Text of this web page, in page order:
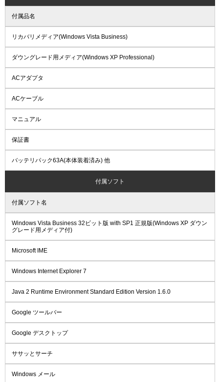
付属品名
リカバリメディア(Windows Vista Business)
ダウングレード用メディア(Windows XP Professional)
ACアダプタ
ACケーブル
マニュアル
保証書
バッテリパック63A(本体装着済み) 他
付属ソフト
付属ソフト名
Windows Vista Business 32ビット版 with SP1 正規版(Windows XP ダウン
グレード用メディア付)
Microsoft IME
Windows Internet Explorer 7
Java 2 Runtime Environment Standard Edition Version 1.6.0
Google ツールバー
Google デスクトップ
ササッとサーチ
Windows メール